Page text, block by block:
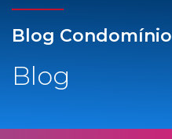
Blog Condomínio
Blog